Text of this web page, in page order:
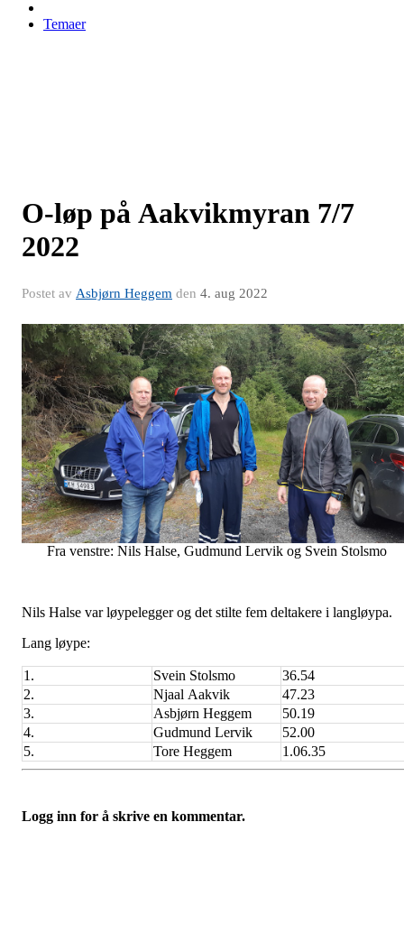
Temaer
O-løp på Aakvikmyran 7/7
2022
Postet av Asbjørn Heggem den 4. aug 2022
Fra venstre: Nils Halse, Gudmund Lervik og Svein Stolsmo
Nils Halse var løypelegger og det stilte fem deltakere i langløypa.
Lang løype:
1. Svein Stolsmo
36.54
2.
Njaal Aakvik
47.23
3.
Asbjørn Heggem
50.19
4.
Gudmund Lervik
52.00
5.
Tore Heggem 1.06.35
Logg inn for å skrive en kommentar.